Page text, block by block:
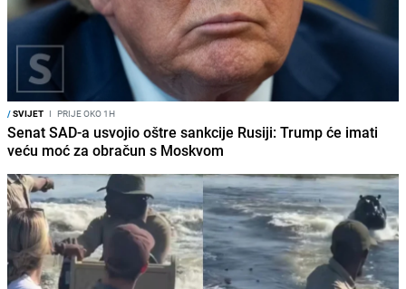
/SVIJET I PRIJE OKO 1H
Senat SAD-a usvojio oštre sankcije Rusiji: Trump će imati
veću moć za obračun s Moskvom